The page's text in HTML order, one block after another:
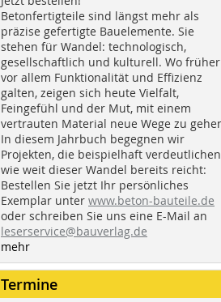
Betonfertigteile sind längst mehr als
präzise gefertigte Bauelemente. Sie
stehen für Wandel: technologisch,
gesellschaftlich und kulturell. Wo früher
vor allem Funktionalität und Effizienz
galten, zeigen sich heute Vielfalt,
Feingefühl und der Mut, mit einem
vertrauten Material neue Wege zu
In diesem Jahrbuch begegnen wir
Projekten, die beispielhaft
wie weit dieser Wandel bereits reicht:
Bestellen Sie jetzt Ihr persönliches
Exemplar unter www.beton-bauteile.de
oder schreiben Sie uns eine E-Mail an
leserservice@bauverlag.de
mehr
Termine